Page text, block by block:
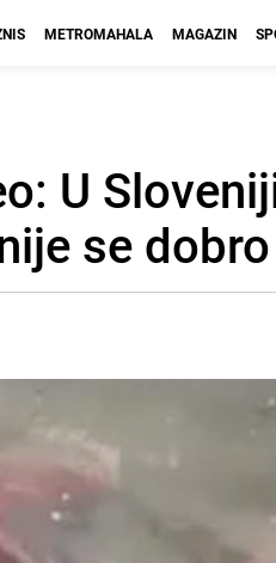
METROMAHALA MAGAZIN
U
se